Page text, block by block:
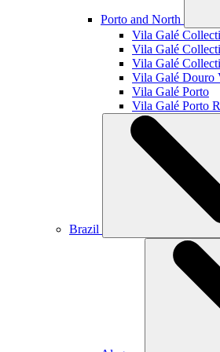
Porto and North
Vila Galé
Vila Galé
Vila Galé
Vila Galé Douro
Vila Galé Porto
Vila Galé Porto
Brazil